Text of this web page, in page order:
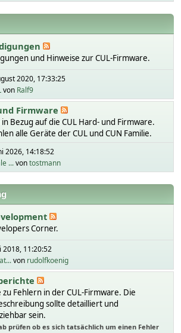
und Hinweise zur CUL-Firmware.
2020, 17:33:25
von Ralf9
Firmware
Bezug auf die CUL Hard- und Firmware.
alle Geräte der CUL und CUN Familie.
2026, 14:18:52
...vontostmann
Corner.
2018, 11:20:52
von rudolfkoenig
Fehlern in der CUL-Firmware. Die
sollte detailliert und
sein.
prüfen ob es sich tatsächlich um einen Fehler